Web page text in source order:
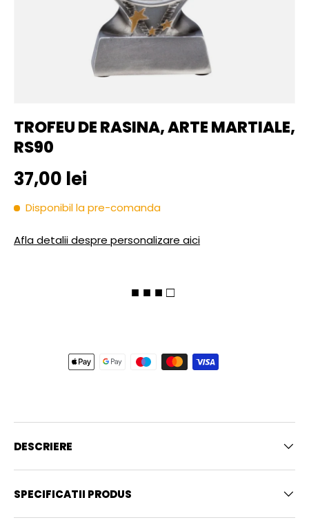
TROFEU DE RASINA, ARTE MARTIALE,
RS90
Pret initial
37,00 lei
Disponibil la pre-comanda
Afla detalii despre personalizare aici
■ ■ ■ □
DESCRIERE
SPECIFICATII PRODUS